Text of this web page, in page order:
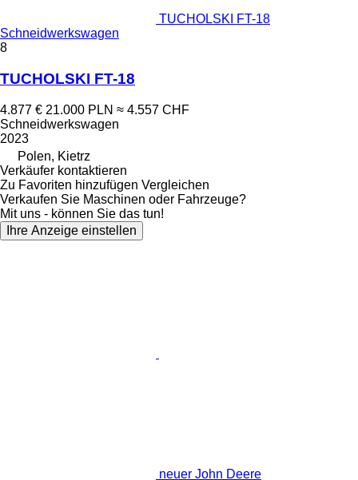
TUCHOLSKI FT-18
Schneidwerkswagen
8
TUCHOLSKI FT-18
4.877 € 21.000 PLN ≈ 4.557 CHF
Schneidwerkswagen
2023
Polen, Kietrz
Verkäufer kontaktieren
Zu Favoriten hinzufügen Vergleichen
Verkaufen Sie Maschinen oder Fahrzeuge?
Mit uns - können Sie das tun!
Ihre Anzeige einstellen
neuer John Deere